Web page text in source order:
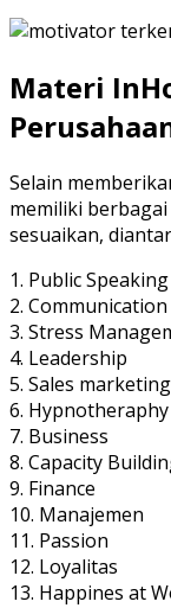
Materi
Selain
memiliki
sesuaikan,
1. Public Speaking
2. Communication
3. Stress
4. Leadership
5. Sales marketing
6. Hypnotheraphy
7. Business
8. Capacity
9. Finance
10. Manajemen
11. Passion
12. Loyalitas
13. Happines at